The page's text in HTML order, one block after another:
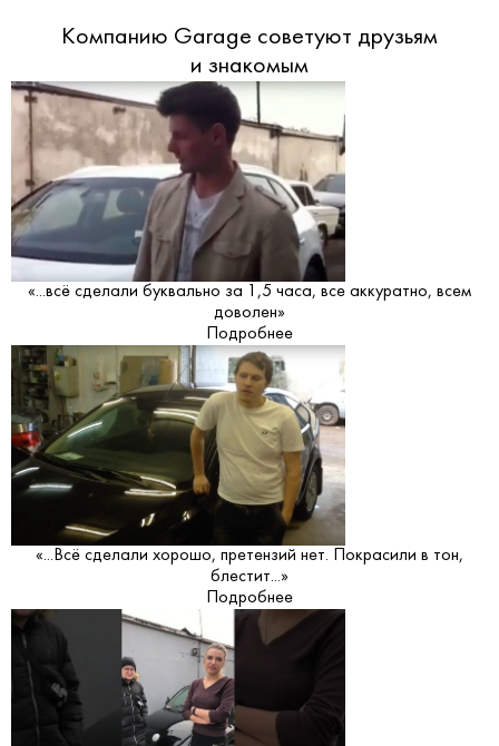
Компанию Garage советуют друзьям
и знакомым
«...всё сделали буквально за 1,5 часа, все аккуратно, всем
доволен»
Подробнее
«...Всё сделали хорошо, претензий нет. Покрасили в тон,
блестит...»
Подробнее